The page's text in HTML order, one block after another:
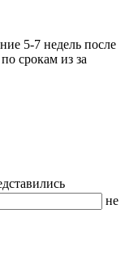
5-7 недель после
срокам из за
не